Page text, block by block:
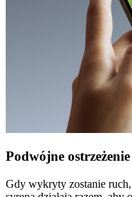
Podwójne
Gdy wykryty zostanie